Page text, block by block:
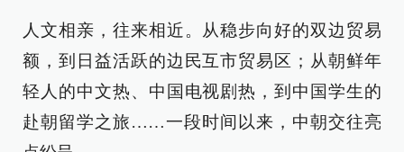
人文相亲，往来相近。从稳步向好的双边贸易
额，到日益活跃的边民互市贸易区；从朝鲜年
轻人的中文热、中国电视剧热，到中国学生的
赴朝留学之旅……一段时间以来，中朝交往亮